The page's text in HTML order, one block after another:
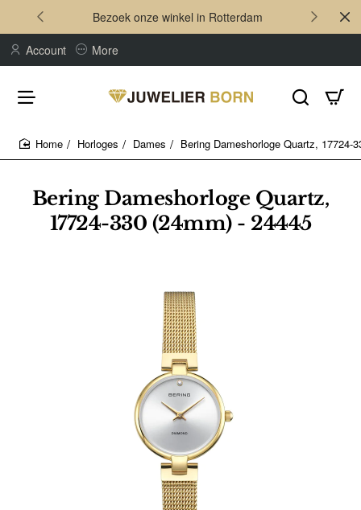
Bezoek onze winkel in Rotterdam
Account More
Bering Dameshorloge Quartz,
17724-330 (24mm) - 24445
Horloges Dames Bering Dameshorloge Quartz, 17724-